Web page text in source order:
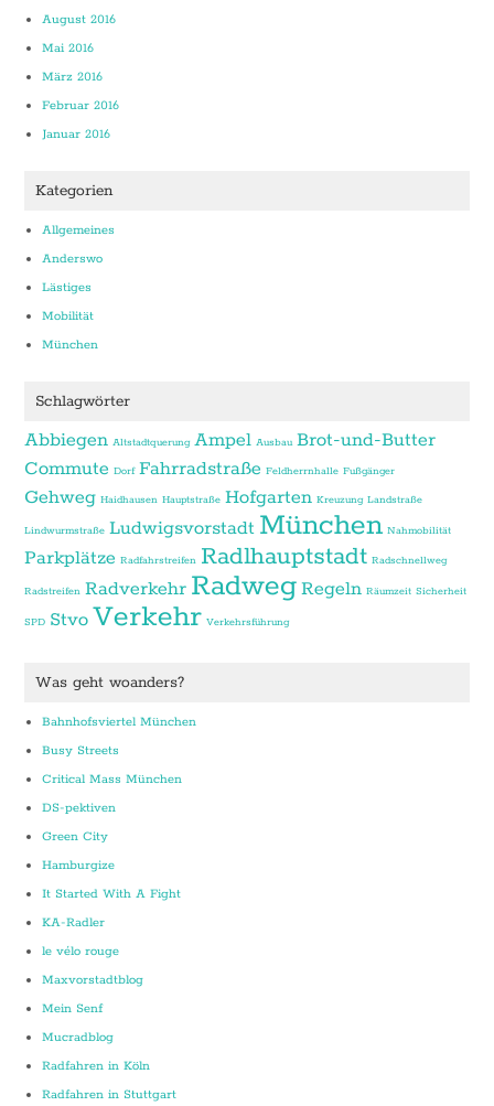
August 2016
Mai 2016
März 2016
Februar 2016
Januar 2016
Kategorien
Allgemeines
Anderswo
Lästiges
Mobilität
München
Schlagwörter
Abbiegen Altstadtquerung Ampel Ausbau Brot-und-Butter
Commute Dorf Fahrradstraße Feldherrnhalle Fußgänger
Gehweg Haidhausen Hauptstraße Hofgarten Kreuzung Landstraße
Lindwurmstraße Ludwigsvorstadt München Nahmobilität
Parkplätze Radfahrstreifen Radlhauptstadt Radschnellweg
Radstreifen Radverkehr Radweg Regeln Räumzeit Sicherheit
SPD Stvo Verkehr Verkehrsführung
Was geht woanders?
Bahnhofsviertel München
Busy Streets
Critical Mass München
DS-pektiven
Green City
Hamburgize
It Started With A Fight
KA-Radler
le vélo rouge
Maxvorstadtblog
Mein Senf
Mucradblog
Radfahren in Köln
Radfahren in Stuttgart